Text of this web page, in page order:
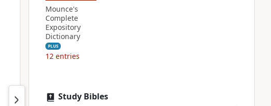
Mounce's
Complete
Expository
Dictionary
PLUS
12 entries
Study Bibles